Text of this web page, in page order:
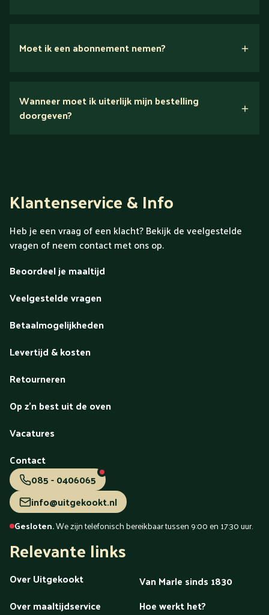
Ontdek alles over Gold
Moet ik een abonnement nemen?
Wanneer moet ik uiterlijk mijn bestelling
doorgeven?
Klantenservice & Info
Heb je een vraag of een klacht? Bekijk de veelgestelde
vragen of neem contact met ons op.
Beoordeel je maaltijd
Veelgestelde vragen
Betaalmogelijkheden
Levertijd & kosten
Retourneren
Op z'n best uit de oven
Vacatures
Contact
085 - 0406065
info@uitgekookt.nl
Gesloten.We zijn telefonisch bereikbaar tussen 9:00 en 17:30 uur.
Relevante links
Over Uitgekookt
Van Marle sinds 1830
Over maaltijdservice
Hoe werkt het?